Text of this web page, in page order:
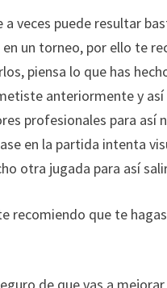
a veces puede resultar
un torneo, por ello te
piensa lo que has
anteriormente y
profesionales para
en la partida intenta
otra jugada para así
recomiendo que te